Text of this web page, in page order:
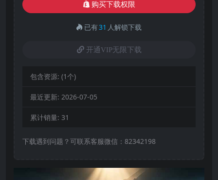
购买下载权限
已有31 人解锁下载
开通VIP无限下载
包含资源: (1个)
最近更新: 2026-07-05
累计销量: 31
下载遇到问题？可联系客服微信：82342198